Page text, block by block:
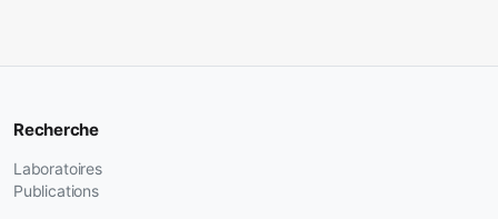
Recherche
Laboratoires
Publications